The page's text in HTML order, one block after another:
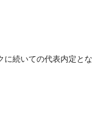
に続いての代表内定とな